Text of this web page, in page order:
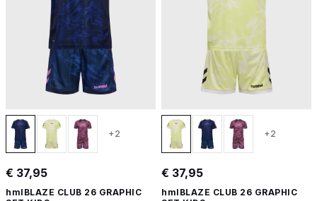
+2
€ 37,95
hmlBLAZE CLUB 26 GRAPHIC
+2
€ 37,95
hmlBLAZE CLUB 26 GRAPHIC